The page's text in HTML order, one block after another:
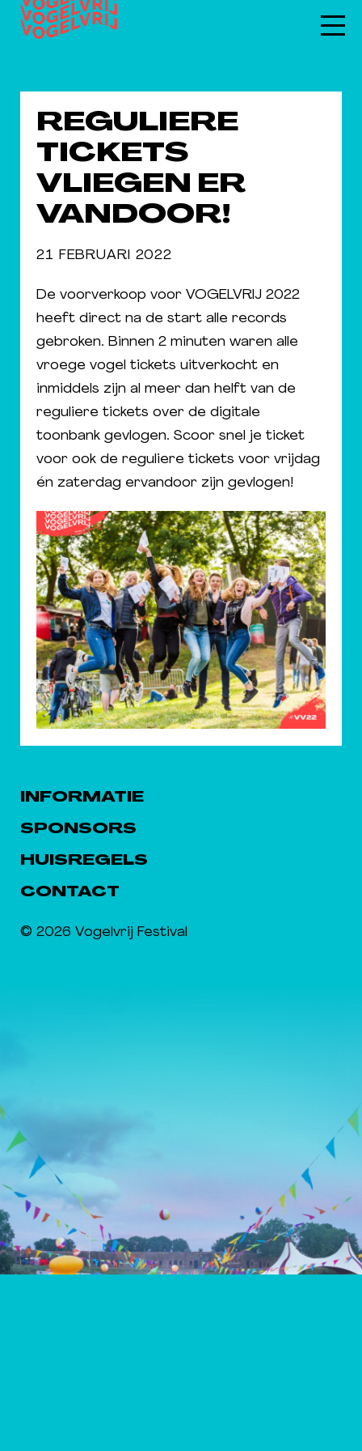
REGULIERE
TICKETS
VLIEGEN ER
VANDOOR!
21 FEBRUARI 2022
De voorverkoop voor VOGELVRIJ 2022
heeft direct na de start alle records
gebroken. Binnen 2 minuten waren alle
vroege vogel tickets uitverkocht en
inmiddels zijn al meer dan helft van de
reguliere tickets over de digitale
toonbank gevlogen. Scoor snel je ticket
voor ook de reguliere tickets voor vrijdag
én zaterdag ervandoor zijn gevlogen!
INFORMATIE
SPONSORS
HUISREGELS
CONTACT
© 2026 Vogelvrij Festival